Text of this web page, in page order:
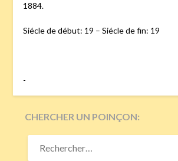
1884.
Siécle de début: 19 – Siécle de fin: 19
-
CHERCHER UN POINÇON:
RECHERCHER :